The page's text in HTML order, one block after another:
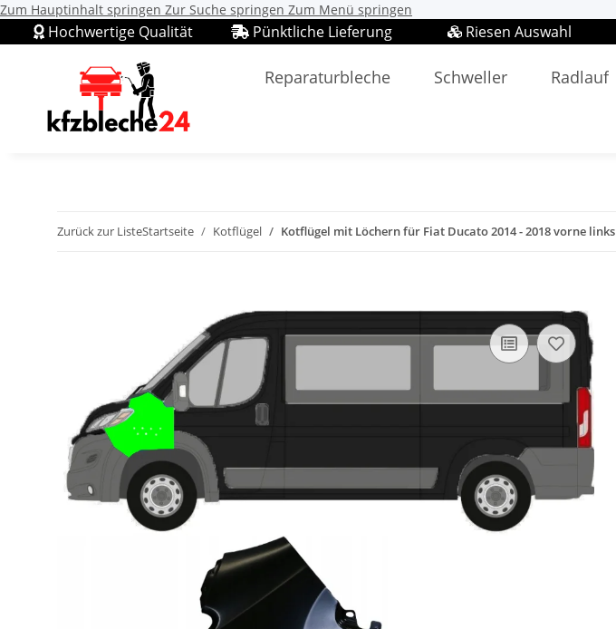
Zum Hauptinhalt springen Zur Suche springen Zum Menü springen
Riesen Auswahl
Pünktliche Lieferung
Hochwertige Qualität
Reparaturbleche Schweller Radlauf
Zurück zur ListeStartseite Kotflügel Kotflügel mit Löchern für Fiat Ducato 2014 - 2018 vorne links